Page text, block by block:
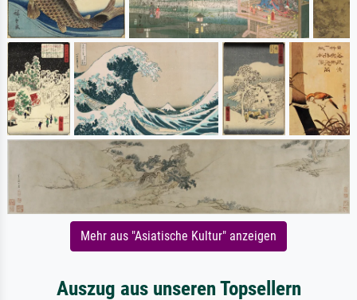
Mehr aus "Asiatische Kultur" anzeigen
Auszug aus unseren Topsellern